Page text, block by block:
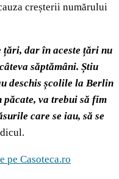
creșterii numărului
țări, dar în aceste țări nu
săptămâni. Știu
deschis școlile la Berlin
păcate, va trebui să fim
care se iau, să se
pe Casoteca.ro